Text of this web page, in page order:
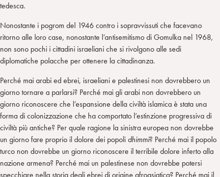
tedesca.
Nonostante i pogrom del 1946 contro i sopravvissuti che facevano
ritorno alle loro case, nonostante l’antisemitismo di Gomulka nel 1968,
non sono pochi i cittadini israeliani che si rivolgono alle sedi
diplomatiche polacche per ottenere la cittadinanza.
Perché mai arabi ed ebrei, israeliani e palestinesi non dovrebbero un
giorno tornare a parlarsi? Perché mai gli arabi non dovrebbero un
giorno riconoscere che l’espansione della civiltà islamica è stata una
forma di colonizzazione che ha comportato l’estinzione progressiva di
civiltà più antiche? Per quale ragione la sinistra europea non dovrebbe
un giorno fare proprio il dolore dei popoli dhimmi? Perché mai il popolo
turco non dovrebbe un giorno riconoscere il terribile dolore inferto alla
nazione armena? Perché mai un palestinese non dovrebbe potersi
specchiare nella storia degli ebrei di origine afroasiatica? Perché mai il